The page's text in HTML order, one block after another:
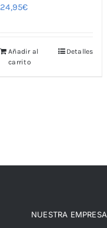
24,95€
Añadir al
carrito
Detalles
NUESTRA EMPRESA